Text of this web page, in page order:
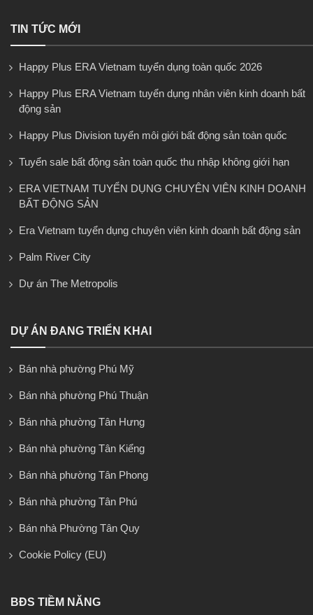
TIN TỨC MỚI
Happy Plus ERA Vietnam tuyển dụng toàn quốc 2026
Happy Plus ERA Vietnam tuyển dụng nhân viên kinh doanh bất
động sản
Happy Plus Division tuyển môi giới bất động sản toàn quốc
Tuyển sale bất động sản toàn quốc thu nhập không giới hạn
ERA VIETNAM TUYỂN DỤNG CHUYÊN VIÊN KINH DOANH
BẤT ĐỘNG SẢN
Era Vietnam tuyển dụng chuyên viên kinh doanh bất động sản
Palm River City
Dự án The Metropolis
DỰ ÁN ĐANG TRIỂN KHAI
Bán nhà phường Phú Mỹ
Bán nhà phường Phú Thuận
Bán nhà phường Tân Hưng
Bán nhà phường Tân Kiểng
Bán nhà phường Tân Phong
Bán nhà phường Tân Phú
Bán nhà Phường Tân Quy
Cookie Policy (EU)
BĐS TIỀM NĂNG